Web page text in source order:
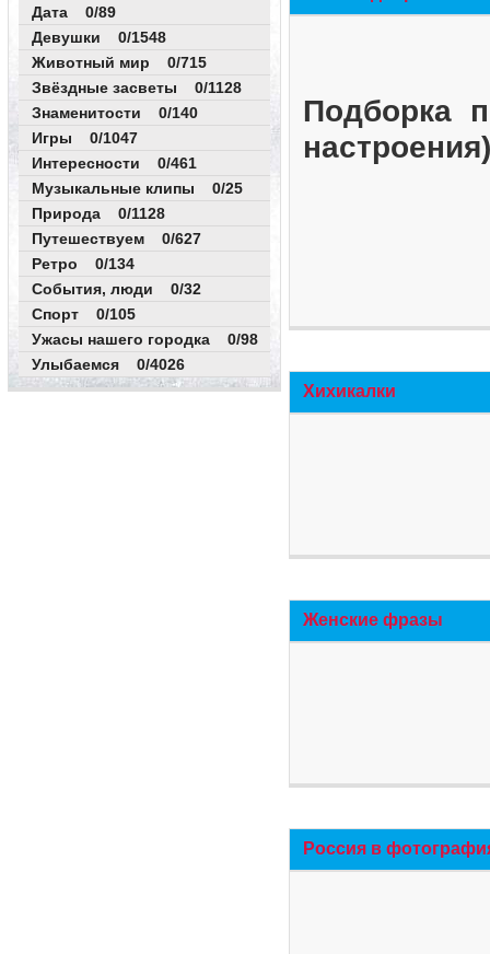
Дата 0/89
Девушки 0/1548
Животный мир 0/715
Звёздные засветы 0/1128
Знаменитости 0/140
Игры 0/1047
Интересности 0/461
Музыкальные клипы 0/25
Природа 0/1128
Путешествуем 0/627
Ретро 0/134
События, люди 0/32
Спорт 0/105
Ужасы нашего городка 0/98
Улыбаемся 0/4026
Подборка
Хихикалки
Женские фразы
Россия в